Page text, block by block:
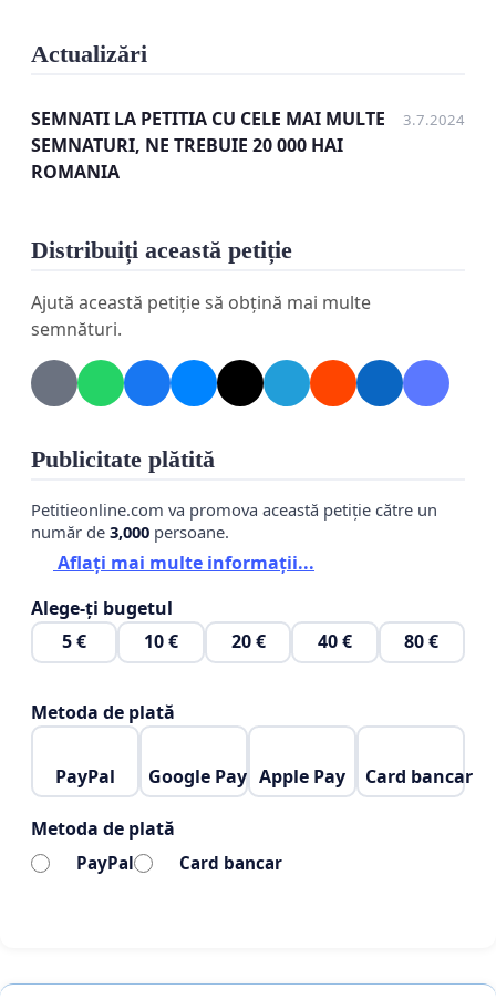
Actualizări
SEMNATI LA PETITIA CU CELE MAI MULTE
SEMNATURI, NE TREBUIE 20 000 HAI
ROMANIA
3.7.2024
Distribuiți această petiție
Ajută această petiție să obțină mai multe
semnături.
Publicitate plătită
Petitieonline.com va promova această petiție către un
număr de 3,000 persoane.
Aflați mai multe informații...
Alege-ți bugetul
5 €
10 € 20 € 40 € 80 €
Metoda de plată
PayPal Google Pay Apple Pay Card bancar
Metoda de plată
PayPal Card bancar